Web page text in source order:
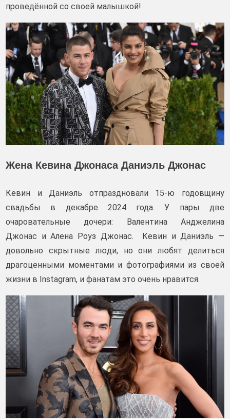
проведённой со своей малышкой!
Жена Кевина Джонаса Даниэль Джонас
Кевин и Даниэль отпраздновали 15-ю годовщину
свадьбы в декабре 2024 года. У пары две
очаровательные дочери: Валентина Анджелина
Джонас и Алена Роуз Джонас. Кевин и Даниэль —
довольно скрытные люди, но они любят делиться
драгоценными моментами и фотографиями из своей
жизни в Instagram, и фанатам это очень нравится.